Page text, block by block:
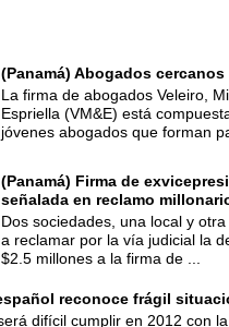
(Panamá) Abogados
La firma de abogados Veleiro,
Espriella (VM&E) está
jóvenes abogados que forman
(Panamá) Firma de
señalada en reclamo
Dos sociedades, una local y
a reclamar por la vía judicial la
$2.5 millones a la firma de ...
reconoce frágil
difícil cumplir en 2012 con